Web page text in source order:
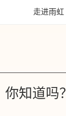
走进雨虹
知道吗？